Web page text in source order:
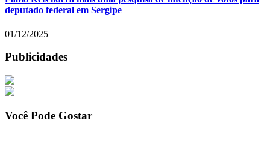
deputado federal em Sergipe
01/12/2025
Publicidades
Você Pode Gostar